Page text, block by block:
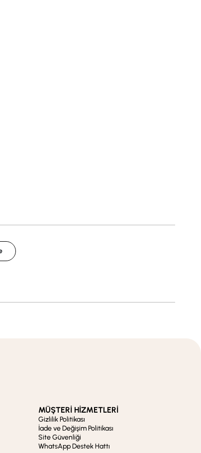
MÜŞTERİ HİZMETLERİ
Gizlilik Politikası
İade ve Değişim Politikası
Site Güvenliği
WhatsApp Destek Hattı